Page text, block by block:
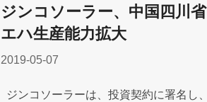
ジンコソーラー、中国四川
エハ生産能力拡大
2019-05-07
ジンコソーラーは、投資契約に署名し